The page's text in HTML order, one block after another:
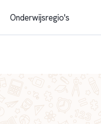
Onderwijsregio's